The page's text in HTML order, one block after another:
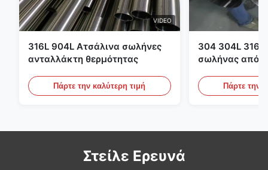
VIDEO
316L 904L Ατσάλινα σωλήνες
ανταλλάκτη θερμότητας
Πάρτε την καλύτερη τιμή
304 304L 316
σωλήνας από
Στρογγυλός
έλασης
Πάρτε την
Στείλε Ερευνά